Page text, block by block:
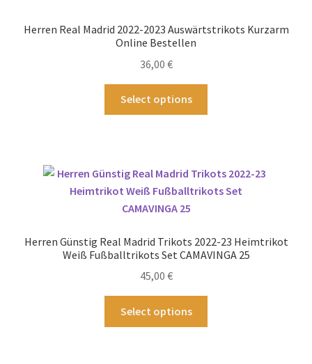
können
Produktseite
Herren Real Madrid 2022-2023 Auswärtstrikots Kurzarm
Online Bestellen
36,00 €
Select options
auf.
Die
auf
gewählt
Herren Günstig Real Madrid Trikots 2022-23 Heimtrikot
Weiß Fußballtrikots Set CAMAVINGA 25
45,00 €
Select options